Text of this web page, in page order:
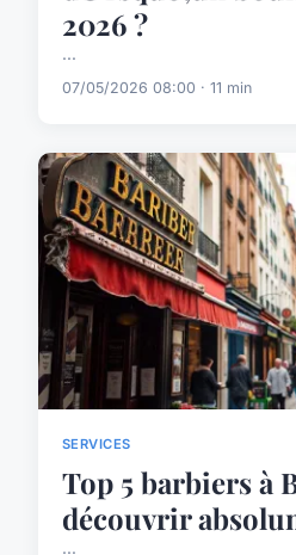
2026 ?
...
07/05/2026 08:00 · 11 min
SERVICES
Top 5 barbiers à
découvrir
...